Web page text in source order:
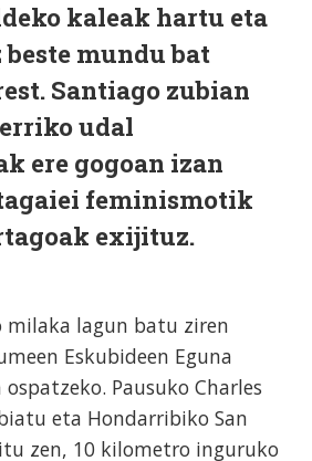
kaleak hartu eta
mundu bat
Santiago zubian
udal
ere gogoan izan
feminismotik
exijituz.
milaka lagun batu ziren
Eskubideen Eguna
Pausuko Charles
eta Hondarribiko San
zen, 10 kilometro inguruko